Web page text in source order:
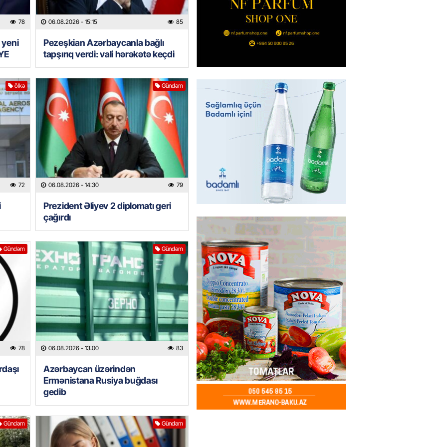
78
yeni
06.08.2026 - 15:15 85
Pezeşkian Azərbaycanla bağlı
tapşırıq verdi: vali hərəkətə keçdi
ölkə
72
Gündəm
06.08.2026 - 14:30 79
Prezident Əliyev 2 diplomatı geri
çağırdı
Gündəm
78
Gündəm
06.08.2026 - 13:00 83
Azərbaycan üzərindən
Ermənistana Rusiya buğdası
gedib
Gündəm Gündəm
Prezident Əliyev 2 diplomatı geri çağırdı
- 14:30
imiş
06.08.2026- 14:15 78
MANŞET
Sarkisyanın əmlakı müsadirə EDİLDİ
80
İtaliyada zibil qutusuna atılan 1 milyon
avroluq lotereya bileti iki günlük
axtarışdan sonra tapılıb
06.08.2026- 13:45 70
Tərtərdə FACİƏ – Ər-arvad yanaraq
ÖLDÜ
06.08.2026- 13:30 81
BANNER
Tramp: İranla müharibəyə yox, sülhə
üstünlük verərdim
06.08.2026- 13:15 81
GÜNDƏM
Azərbaycan üzərindən Ermənistana
Rusiya buğdası gedib
- 13:00